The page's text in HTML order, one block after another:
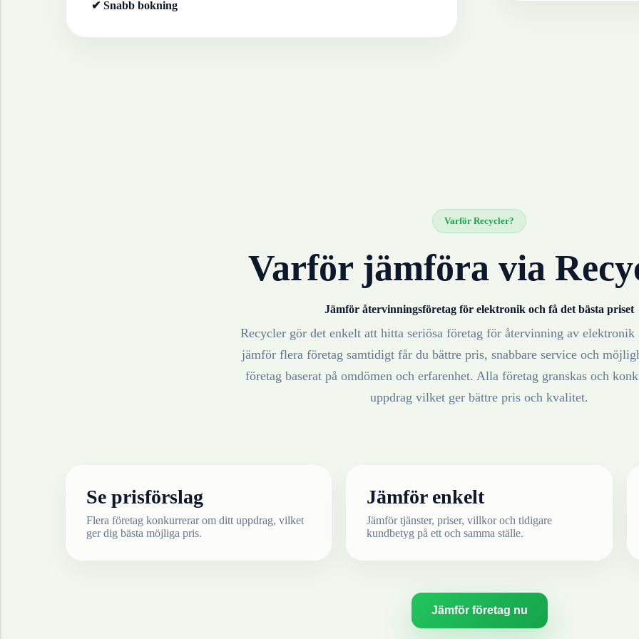
✔ Snabb bokning
Varför Recycler?
Varför jämföra via
Jämför återvinningsföretag för elektronik och få det bästa priset
Recycler gör det enkelt att hitta seriösa företag för återvinning av elektronik
jämför flera företag samtidigt får du bättre pris, snabbare service och
företag baserat på omdömen och erfarenhet. Alla företag granskas och
uppdrag vilket ger bättre pris och kvalitet.
Se prisförslag
Flera företag konkurrerar om ditt uppdrag, vilket
ger dig bästa möjliga pris.
Jämför enkelt
Jämför tjänster, priser, villkor och tidigare
kundbetyg på ett och samma ställe.
Jämför företag nu